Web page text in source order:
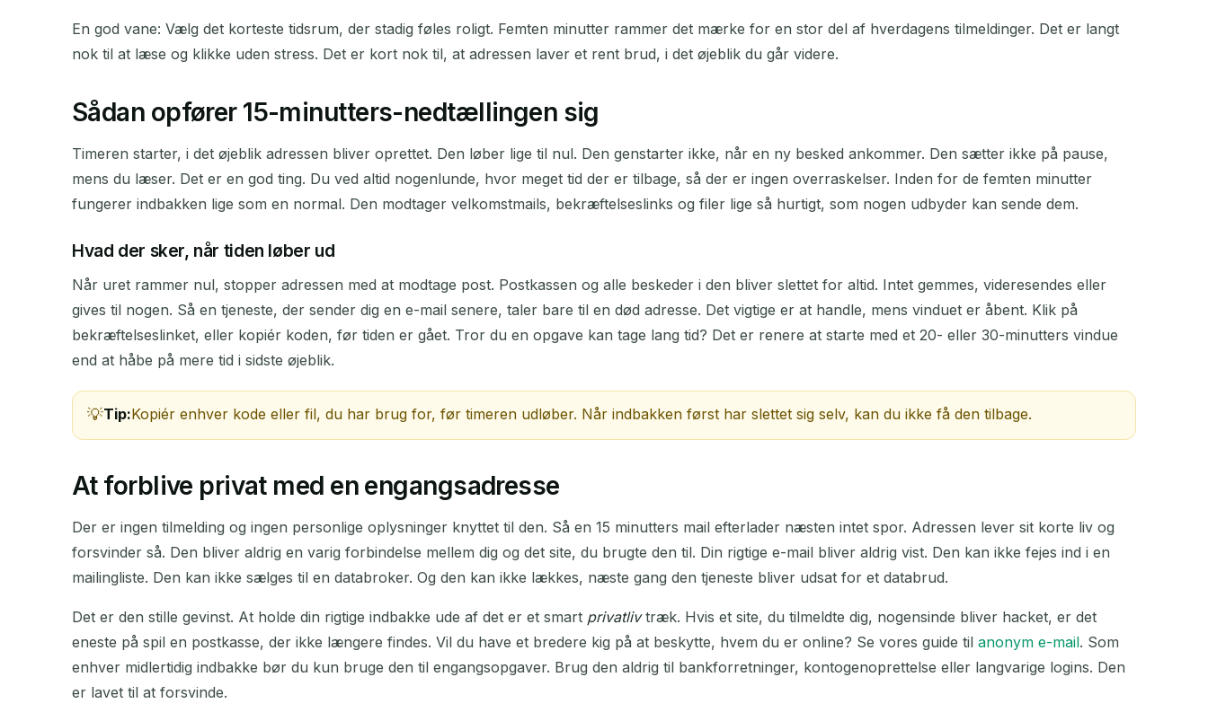
En god vane: Vælg det korteste tidsrum, der stadig føles roligt. Femten minutter rammer det mærke for en stor del af hverdagens tilmeldinger. Det er langt
nok til at læse og klikke uden stress. Det er kort nok til, at adressen laver et rent brud, i det øjeblik du går videre.
Sådan opfører 15-minutters-nedtællingen sig
Timeren starter, i det øjeblik adressen bliver oprettet. Den løber lige til nul. Den genstarter ikke, når en ny besked ankommer. Den sætter ikke på pause,
mens du læser. Det er en god ting. Du ved altid nogenlunde, hvor meget tid der er tilbage, så der er ingen overraskelser. Inden for de femten minutter
fungerer indbakken lige som en normal. Den modtager velkomstmails, bekræftelseslinks og filer lige så hurtigt, som nogen udbyder kan sende dem.
Hvad der sker, når tiden løber ud
Når uret rammer nul, stopper adressen med at modtage post. Postkassen og alle beskeder i den bliver slettet for altid. Intet gemmes, videresendes eller
gives til nogen. Så en tjeneste, der sender dig en e-mail senere, taler bare til en død adresse. Det vigtige er at handle, mens vinduet er åbent. Klik på
bekræftelseslinket, eller kopiér koden, før tiden er gået. Tror du en opgave kan tage lang tid? Det er renere at starte med et 20- eller 30-minutters vindue
end at håbe på mere tid i sidste øjeblik.
Tip:Kopiér enhver kode eller fil, du har brug for, før timeren udløber. Når indbakken først har slettet sig selv, kan du ikke få den tilbage.
At forblive privat med en engangsadresse
Der er ingen tilmelding og ingen personlige oplysninger knyttet til den. Så en 15 minutters mail efterlader næsten intet spor. Adressen lever sit korte liv og
forsvinder så. Den bliver aldrig en varig forbindelse mellem dig og det site, du brugte den til. Din rigtige e-mail bliver aldrig vist. Den kan ikke fejes ind i en
mailingliste. Den kan ikke sælges til en databroker. Og den kan ikke lækkes, næste gang den tjeneste bliver udsat for et databrud.
Det er den stille gevinst. At holde din rigtige indbakke ude af det er et smart privatlivtræk. Hvis et site, du tilmeldte dig, nogensinde bliver hacket, er det
eneste på spil en postkasse, der ikke længere findes. Vil du have et bredere kig på at beskytte, hvem du er online? Se vores guide til anonym e-mail. Som
enhver midlertidig indbakke bør du kun bruge den til engangsopgaver. Brug den aldrig til bankforretninger, kontogenoprettelse eller langvarige logins. Den
er lavet til at forsvinde.